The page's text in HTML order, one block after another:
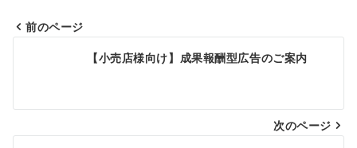
ビ
前のページ
【小売店様向け】成果報酬型広告のご案内
次のページ